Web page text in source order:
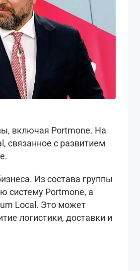
включая Portmone. На
связанное с развитием
Из состава группы
систему Portmone, а
Local. Это может
логистики, доставки и